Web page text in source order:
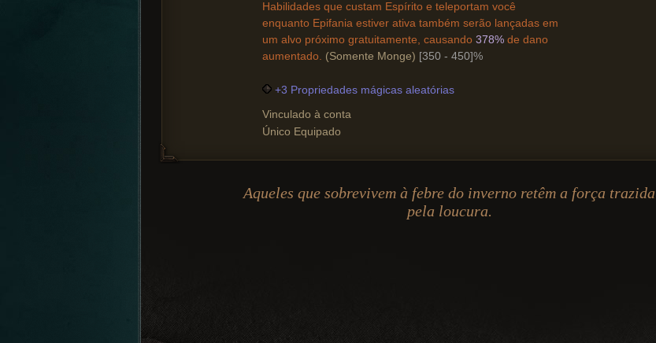
Habilidades que custam Espírito e teleportam você
enquanto Epifania estiver ativa também serão lançadas em
um alvo próximo gratuitamente, causando 378% de dano
aumentado. (Somente Monge) [350 - 450]%
+3 Propriedades mágicas aleatórias
Vinculado à conta
Único Equipado
Aqueles que sobrevivem à febre do inverno retêm a força trazida
pela loucura.